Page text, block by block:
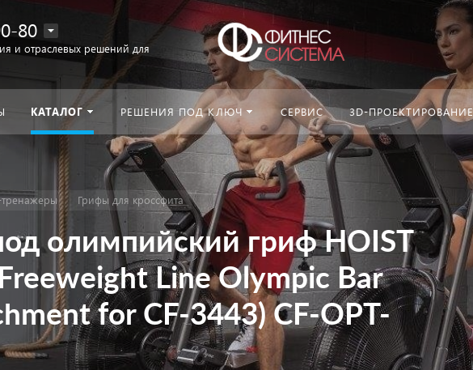
80
и отраслевых решений для
КАТАЛОГ РЕШЕНИЯ ПОД КЛЮЧ СЕРВИС 3D-ПРОЕКТИРОВАНИЕ
тренажеры Грифы для кроссфита
олимпийский гриф HOIST
Line Olympic Bar
for CF-3443) CF-OPT-